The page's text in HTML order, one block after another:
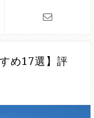
め17選】評